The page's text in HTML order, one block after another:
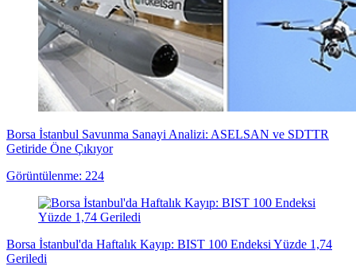
Borsa İstanbul Savunma Sanayi Analizi: ASELSAN ve SDTTR
Getiride Öne Çıkıyor
Görüntülenme: 224
Borsa İstanbul'da Haftalık Kayıp: BIST 100 Endeksi Yüzde 1,74
Geriledi